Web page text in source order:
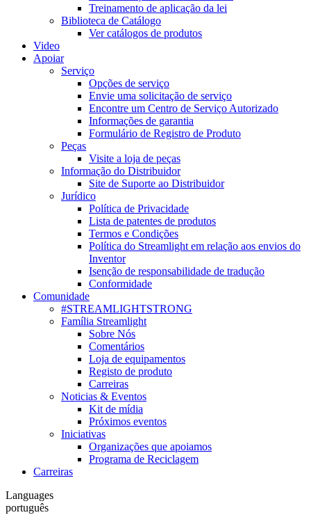
Treinamento de aplicação da lei
Biblioteca de Catálogo
Ver catálogos de produtos
Video
Apoiar
Serviço
Opções de serviço
Envie uma solicitação de serviço
Encontre um Centro de Serviço Autorizado
Informações de garantia
Formulário de Registro de Produto
Peças
Visite a loja de peças
Informação do Distribuidor
Site de Suporte ao Distribuidor
Jurídico
Política de Privacidade
Lista de patentes de produtos
Termos e Condições
Política do Streamlight em relação aos envios do
Inventor
Isenção de responsabilidade de tradução
Conformidade
Comunidade
#STREAMLIGHTSTRONG
Família Streamlight
Sobre Nós
Comentários
Loja de equipamentos
Registo de produto
Carreiras
Noticias & Eventos
Kit de mídia
Próximos eventos
Iniciativas
Organizações que apoiamos
Programa de Reciclagem
Carreiras
Languages
português